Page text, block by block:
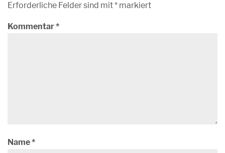
Erforderliche Felder sind mit* markiert
Kommentar*
Name*